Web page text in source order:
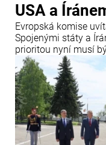
USA a
Evropská komise
Spojenými státy a
prioritou nyní musí
všemi
prohlášení
Leyenové vydaném
mezi USA a Íránem.